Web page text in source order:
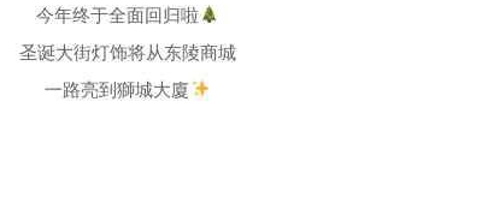
今年终于全面回归啦
圣诞大街灯饰将从东陵商城
一路亮到獅城大廈